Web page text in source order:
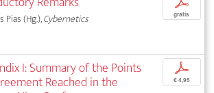
Pias (Hg.),Cybernetics gratis
I: Summary of the Points
Reached in the
p
€ 4,95